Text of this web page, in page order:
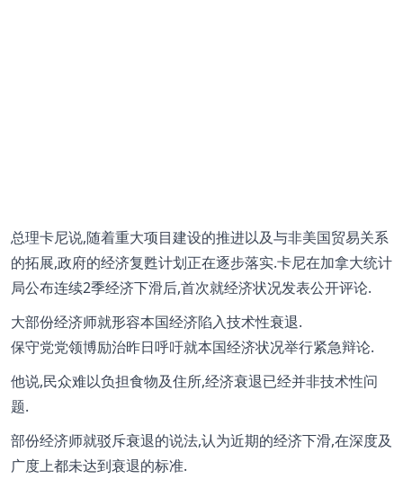
总理卡尼说,随着重大项目建设的推进以及与非美国贸易关系
的拓展,政府的经济复甦计划正在逐步落实.卡尼在加拿大统计
局公布连续2季经济下滑后,首次就经济状况发表公开评论.
大部份经济师就形容本国经济陷入技术性衰退.
保守党党领博励治昨日呼吁就本国经济状况举行紧急辩论.
他说,民众难以负担食物及住所,经济衰退已经并非技术性问
题.
部份经济师就驳斥衰退的说法,认为近期的经济下滑,在深度及
广度上都未达到衰退的标准.